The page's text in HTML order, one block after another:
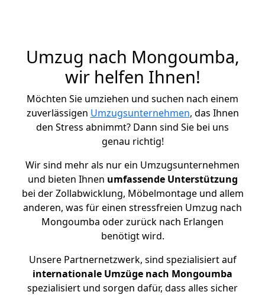
Umzug nach Mongoumba,
wir helfen Ihnen!
Möchten Sie umziehen und suchen nach einem
zuverlässigen Umzugsunternehmen, das Ihnen
den Stress abnimmt? Dann sind Sie bei uns
genau richtig!
Wir sind mehr als nur ein Umzugsunternehmen
und bieten Ihnen umfassende Unterstützung
bei der Zollabwicklung, Möbelmontage und allem
anderen, was für einen stressfreien Umzug nach
Mongoumba oder zurück nach Erlangen
benötigt wird.
Unsere Partnernetzwerk, sind spezialisiert auf
internationale Umzüge nach Mongoumba
spezialisiert und sorgen dafür, dass alles sicher